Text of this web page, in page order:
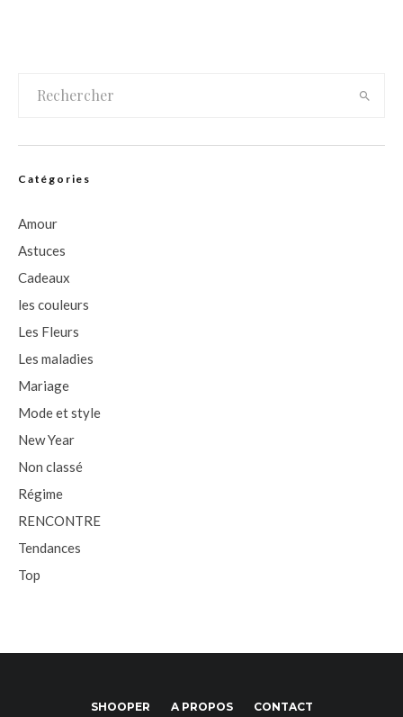
Catégories
Amour
Astuces
Cadeaux
les couleurs
Les Fleurs
Les maladies
Mariage
Mode et style
New Year
Non classé
Régime
RENCONTRE
Tendances
Top
SHOOPER A PROPOS CONTACT